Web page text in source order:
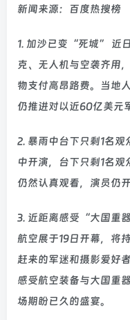
新闻来源：百度热搜榜
1. 加沙已变“死城” 近
克、无人机与空袭齐用
物支付高昂路费。当地
仍推进对以近60亿美元
2. 暴雨中台下只剩1名
中开演，台下只剩1名
仍然认真观看，演员仍
3. 近距离感受“大国重
航空展于19日开幕，将
赶来的军迷和摄影爱好
感受航空装备与大国重
场期盼已久的盛宴。